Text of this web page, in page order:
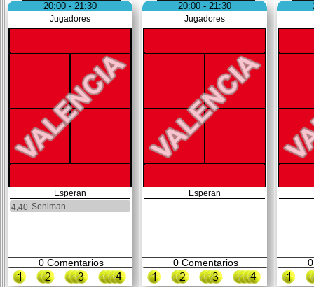
20:00 - 21:30
Jugadores
Esperan
4,40 Seniman
0Comentarios
20:00 - 21:30
Jugadores
Esperan
0Comentarios 0